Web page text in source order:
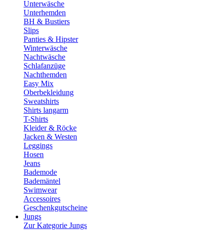
Unterwäsche
Unterhemden
BH & Bustiers
Slips
Panties & Hipster
Winterwäsche
Nachtwäsche
Schlafanzüge
Nachthemden
Easy Mix
Oberbekleidung
Sweatshirts
Shirts langarm
T-Shirts
Kleider & Röcke
Jacken & Westen
Leggings
Hosen
Jeans
Bademode
Bademäntel
Swimwear
Accessoires
Geschenkgutscheine
Jungs
Zur Kategorie Jungs